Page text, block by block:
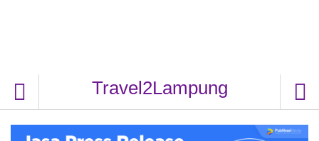
Travel2Lampung